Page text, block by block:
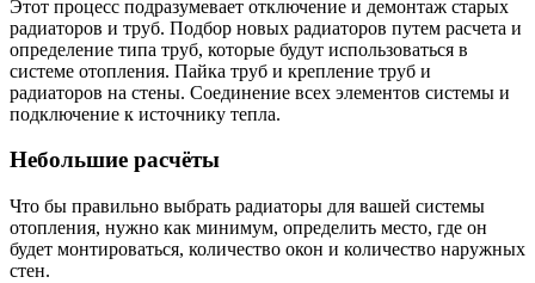
Этот процесс подразумевает отключение и демонтаж старых
радиаторов и труб. Подбор новых радиаторов путем расчета и
определение типа труб, которые будут использоваться в
системе отопления. Пайка труб и крепление труб и
радиаторов на стены. Соединение всех элементов системы и
подключение к источнику тепла.
Небольшие расчёты
Что бы правильно выбрать радиаторы для вашей системы
отопления, нужно как минимум, определить место, где он
будет монтироваться, количество окон и количество наружных
стен.